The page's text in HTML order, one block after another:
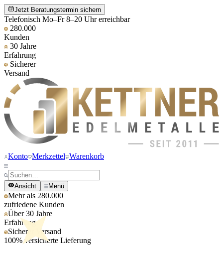
Jetzt Beratungstermin sichern
Telefonisch Mo–Fr 8–20 Uhr erreichbar
280.000
Kunden
30 Jahre
Erfahrung
Sicherer
Versand
Konto Merkzettel Warenkorb
Ansicht Menü
Mehr als 280.000
zufriedene Kunden
Über 30 Jahre
Erfahrung
Sicherer Versand
100% versicherte Lieferung